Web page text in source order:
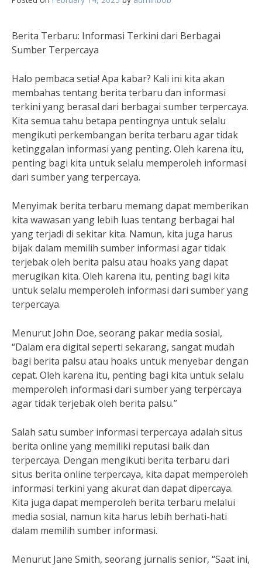
Berita Terbaru: Informasi Terkini dari Berbagai
Sumber Terpercaya
Halo pembaca setia! Apa kabar? Kali ini kita akan
membahas tentang berita terbaru dan informasi
terkini yang berasal dari berbagai sumber terpercaya.
Kita semua tahu betapa pentingnya untuk selalu
mengikuti perkembangan berita terbaru agar tidak
ketinggalan informasi yang penting. Oleh karena itu,
penting bagi kita untuk selalu memperoleh informasi
dari sumber yang terpercaya.
Menyimak berita terbaru memang dapat memberikan
kita wawasan yang lebih luas tentang berbagai hal
yang terjadi di sekitar kita. Namun, kita juga harus
bijak dalam memilih sumber informasi agar tidak
terjebak oleh berita palsu atau hoaks yang dapat
merugikan kita. Oleh karena itu, penting bagi kita
untuk selalu memperoleh informasi dari sumber yang
terpercaya.
Menurut John Doe, seorang pakar media sosial,
“Dalam era digital seperti sekarang, sangat mudah
bagi berita palsu atau hoaks untuk menyebar dengan
cepat. Oleh karena itu, penting bagi kita untuk selalu
memperoleh informasi dari sumber yang terpercaya
agar tidak terjebak oleh berita palsu.”
Salah satu sumber informasi terpercaya adalah situs
berita online yang memiliki reputasi baik dan
terpercaya. Dengan mengikuti berita terbaru dari
situs berita online terpercaya, kita dapat memperoleh
informasi terkini yang akurat dan dapat dipercaya.
Kita juga dapat memperoleh berita terbaru melalui
media sosial, namun kita harus lebih berhati-hati
dalam memilih sumber informasi.
Menurut Jane Smith, seorang jurnalis senior, “Saat ini,